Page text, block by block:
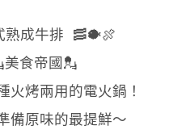
成牛排 🥓🐡🍖
食帝國💂
火烤兩用的電火鍋！
備原味的最提鮮～